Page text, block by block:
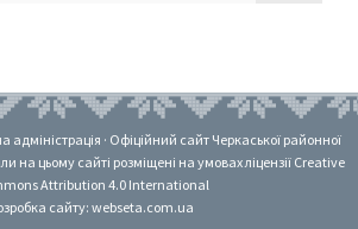
· Офіційний сайт Черкаської районної
на цьому сайті розміщені на умовах ліцензії Creative
Attribution 4.0 International
сайту: webseta.com.ua